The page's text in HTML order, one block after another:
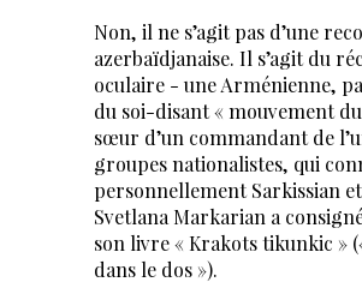
Non, il ne s’agit pas d’une
azerbaïdjanaise. Il s’agit du
oculaire - une Arménienne,
du soi-disant « mouvement
sœur d’un commandant de
groupes nationalistes, qui
personnellement Sarkissian
Svetlana Markarian a
son livre « Krakots tikunkic »
dans le dos »).